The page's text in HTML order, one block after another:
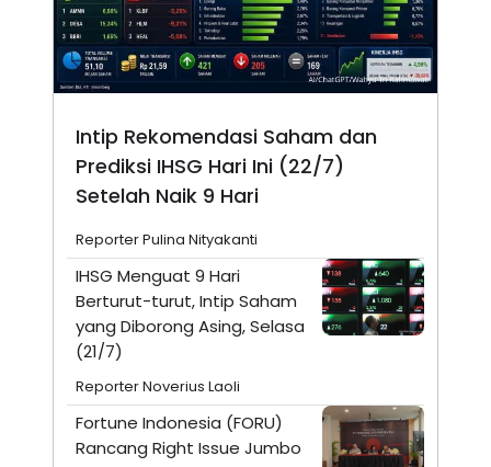
Intip Rekomendasi Saham dan
Prediksi IHSG Hari Ini (22/7)
Setelah Naik 9 Hari
Reporter Pulina Nityakanti
IHSG Menguat 9 Hari
Berturut-turut, Intip Saham
yang Diborong Asing, Selasa
(21/7)
Reporter Noverius Laoli
Fortune Indonesia (FORU)
Rancang Right Issue Jumbo